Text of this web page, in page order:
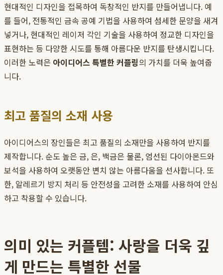
현대적인 디자인을 접목하여 독창적인 반지를 만들어냅니다. 예
를 들어, 전통적인 금속 공예 기법을 사용하여 섬세한 문양을 새겨
넣거나, 현대적인 레이저 각인 기술을 사용하여 정교한 디자인을
표현하는 등 다양한 시도를 통해 아름다운 반지를 탄생시킵니다.
이러한 노력은 아이디어스 특별한 커플링의 가치를 더욱 높여줍
니다.
최고 품질의 소재 사용
아이디어스의 장인들은 최고 품질의 소재만을 사용하여 반지를
제작합니다. 순도 높은 금, 은, 백금은 물론, 엄선된 다이아몬드와
보석을 사용하여 오랫동안 변치 않는 아름다움을 선사합니다. 또
한, 알레르기 방지 처리 등 안전성을 고려한 소재를 사용하여 안심
하고 착용할 수 있습니다.
의미 있는 커플템: 사랑을 더욱 깊
게 만드는 특별한 선물